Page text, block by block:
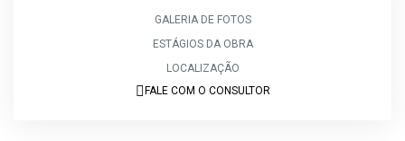
GALERIA DE FOTOS
ESTÁGIOS DA OBRA
LOCALIZAÇÃO
FALE COM O CONSULTOR